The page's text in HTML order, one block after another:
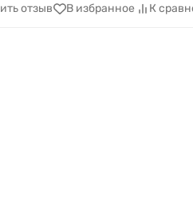
отзыв В избранное К